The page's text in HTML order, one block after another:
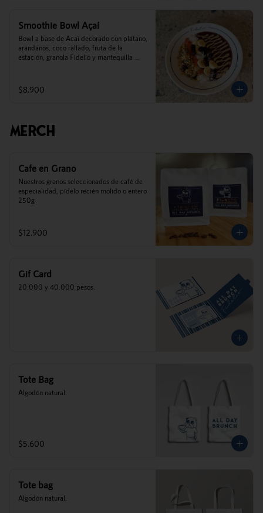
Smoothie Bowl Açaí
Bowl a base de Acai decorado con plátano,
arandanos, coco rallado, fruta de la
estación, granola Fidelio y mantequilla
$8.900
Merch
Cafe en Grano
Nuestros granos seleccionados de café de
especialidad, pídelo recién molido o entero
250g
$12.900
Gif Card
20.000 y 40.000 pesos.
Tote Bag
Algodón natural.
$5.600
Tote bag
Algodón natural.